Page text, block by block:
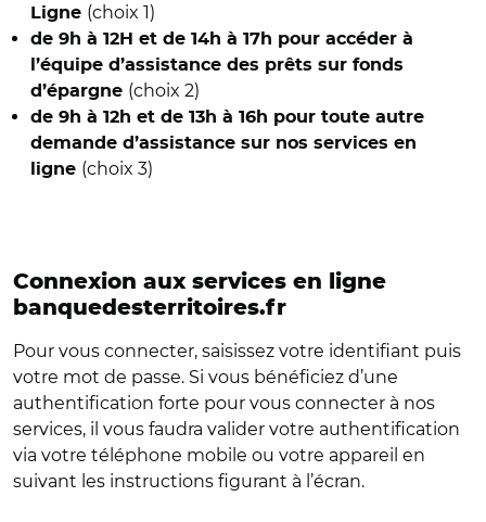
Ligne (choix 1)
de 9h à 12H et de 14h à 17h pour accéder à
l’équipe d’assistance des prêts sur fonds
d’épargne (choix 2)
de 9h à 12h et de 13h à 16h pour toute autre
demande d’assistance sur nos services en
ligne (choix 3)
Connexion aux services en ligne
banquedesterritoires.fr
Pour vous connecter, saisissez votre identifiant puis
votre mot de passe. Si vous bénéficiez d’une
authentification forte pour vous connecter à nos
services, il vous faudra valider votre authentification
via votre téléphone mobile ou votre appareil en
suivant les instructions figurant à l’écran.